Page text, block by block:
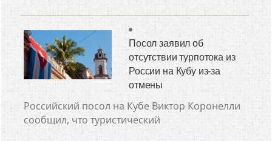
Посол заявил об
отсутствии турпотока из
России на Кубу из-за
отмены
Российский посол на Кубе Виктор Коронелли
сообщил, что туристический